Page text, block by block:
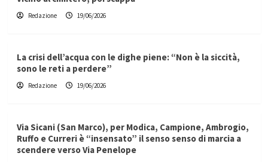
Redazione 19/06/2026
La crisi dell’acqua con le dighe piene: “Non è la siccità,
sono le reti a perdere”
Redazione 19/06/2026
Via Sicani (San Marco), per Modica, Campione, Ambrogio,
Ruffo e Curreri è “insensato” il senso senso di marcia a
scendere verso Via Penelope